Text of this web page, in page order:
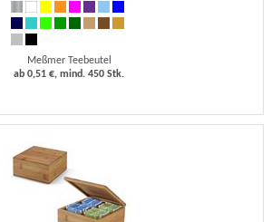
Meßmer Teebeutel
ab 0,51 €, mind. 450 Stk.